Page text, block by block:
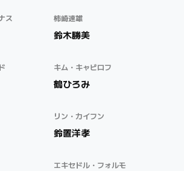
ス 柿崎速雄
鈴木勝美
キム・キャビロフ
鶴ひろみ
リン・カイフン
鈴置洋孝
エキセドル・フォルモ